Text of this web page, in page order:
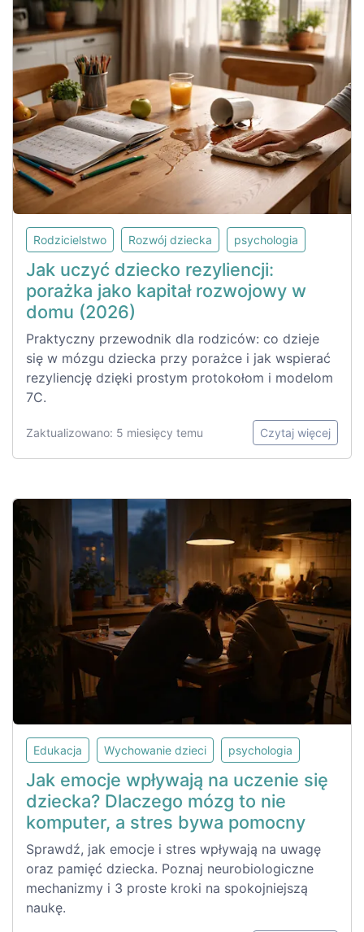
Rodzicielstwo Rozwój dziecka psychologia
Jak uczyć dziecko rezyliencji:
porażka jako kapitał rozwojowy w
domu (2026)
Praktyczny przewodnik dla rodziców: co dzieje
się w mózgu dziecka przy porażce i jak wspierać
rezyliencję dzięki prostym protokołom i modelom
7C.
Zaktualizowano: 5 miesięcy temu Czytaj więcej
Edukacja Wychowanie dzieci psychologia
Jak emocje wpływają na uczenie się
dziecka? Dlaczego mózg to nie
komputer, a stres bywa pomocny
Sprawdź, jak emocje i stres wpływają na uwagę
oraz pamięć dziecka. Poznaj neurobiologiczne
mechanizmy i 3 proste kroki na spokojniejszą
naukę.